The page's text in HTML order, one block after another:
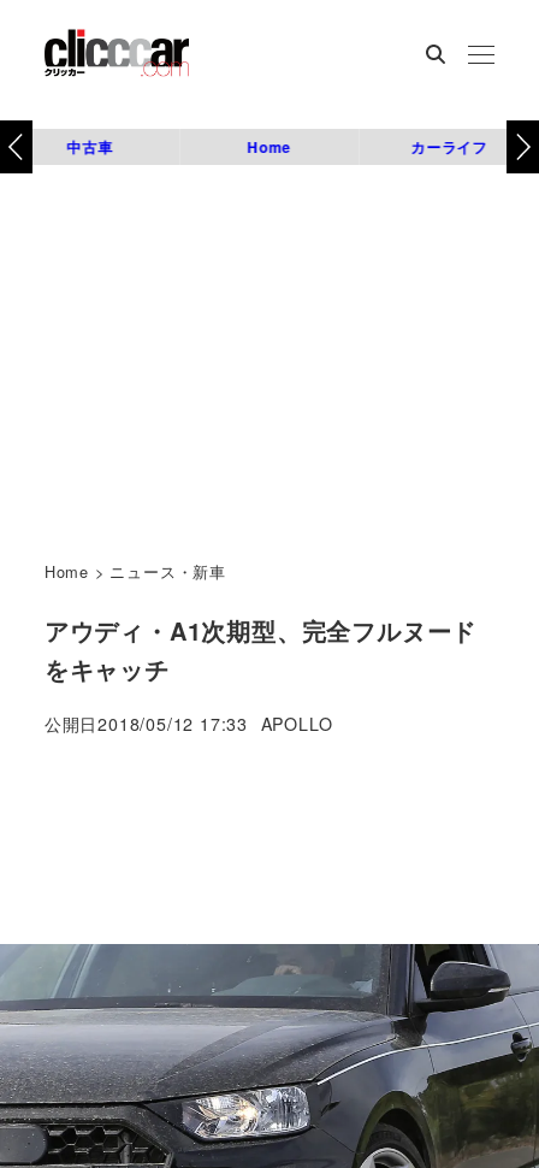
中古車 Home カーライフ
Home > ニュース・新車
アウディ・A1次期型、完全フルヌード
をキャッチ
公開日2018/05/12 17:33
著
APOLLO